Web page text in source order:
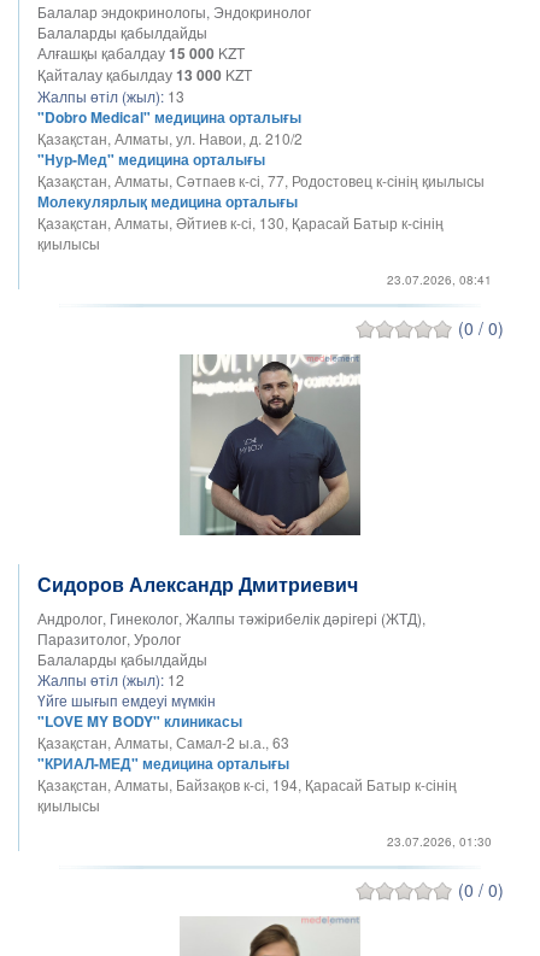
Балалар эндокринологы, Эндокринолог
Балаларды қабылдайды
Алғашқы қабалдау15 000 KZT
Қайталау қабылдау13 000 KZT
Жалпы өтіл (жыл): 13
"Dobro Medical" медицина орталығы
Қазақстан, Алматы, ул. Навои, д. 210/2
"Нур-Мед" медицина орталығы
Қазақстан, Алматы, Сәтпаев к-сі, 77, Родостовец к-сінің қиылысы
Молекулярлық медицина орталығы
Қазақстан, Алматы, Әйтиев к-сі, 130, Қарасай Батыр к-сінің
қиылысы
23.07.2026, 08:41
(0 / 0)
Сидоров Александр Дмитриевич
Андролог, Гинеколог, Жалпы тәжірибелік дәрігері (ЖТД),
Паразитолог, Уролог
Балаларды қабылдайды
Жалпы өтіл (жыл): 12
Үйге шығып емдеуі мүмкін
"LOVE MY BODY" клиникасы
Қазақстан, Алматы, Самал-2 ы.а., 63
"КРИАЛ-МЕД" медицина орталығы
Қазақстан, Алматы, Байзақов к-сі, 194, Қарасай Батыр к-сінің
қиылысы
23.07.2026, 01:30
(0 / 0)